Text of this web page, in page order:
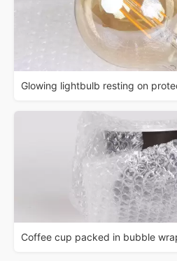
Glowing lightbulb resting on
Coffee cup packed in bubble